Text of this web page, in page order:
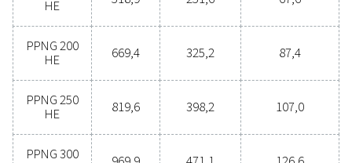
Sahada azot üretiminin
avantajları
Şişelenmiş azot satın almaktan sahada azot üretmeye